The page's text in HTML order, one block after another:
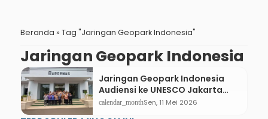
Beranda » Tag "Jaringan Geopark Indonesia"
Jaringan Geopark Indonesia
Jaringan Geopark Indonesia
Audiensi ke UNESCO Jakarta
Hingga Bappenas, Perkuat
calendar_monthSen, 11 Mei 2026